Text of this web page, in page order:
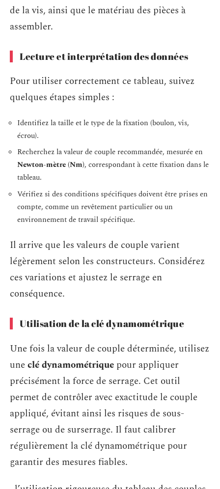
de la vis, ainsi que le matériau des pièces à
assembler.
Lecture et interprétation des données
Pour utiliser correctement ce tableau, suivez
quelques étapes simples :
Identifiez la taille et le type de la fixation (boulon, vis,
écrou).
Recherchez la valeur de couple recommandée, mesurée en
Newton-mètre (Nm), correspondant à cette fixation dans le
tableau.
Vérifiez si des conditions spécifiques doivent être prises en
compte, comme un revêtement particulier ou un
environnement de travail spécifique.
Il arrive que les valeurs de couple varient
légèrement selon les constructeurs. Considérez
ces variations et ajustez le serrage en
conséquence.
Utilisation de la clé dynamométrique
Une fois la valeur de couple déterminée, utilisez
uneclé dynamométrique pour appliquer
précisément la force de serrage. Cet outil
permet de contrôler avec exactitude le couple
appliqué, évitant ainsi les risques de sous-
serrage ou de surserrage. Il faut calibrer
régulièrement la clé dynamométrique pour
garantir des mesures fiables.